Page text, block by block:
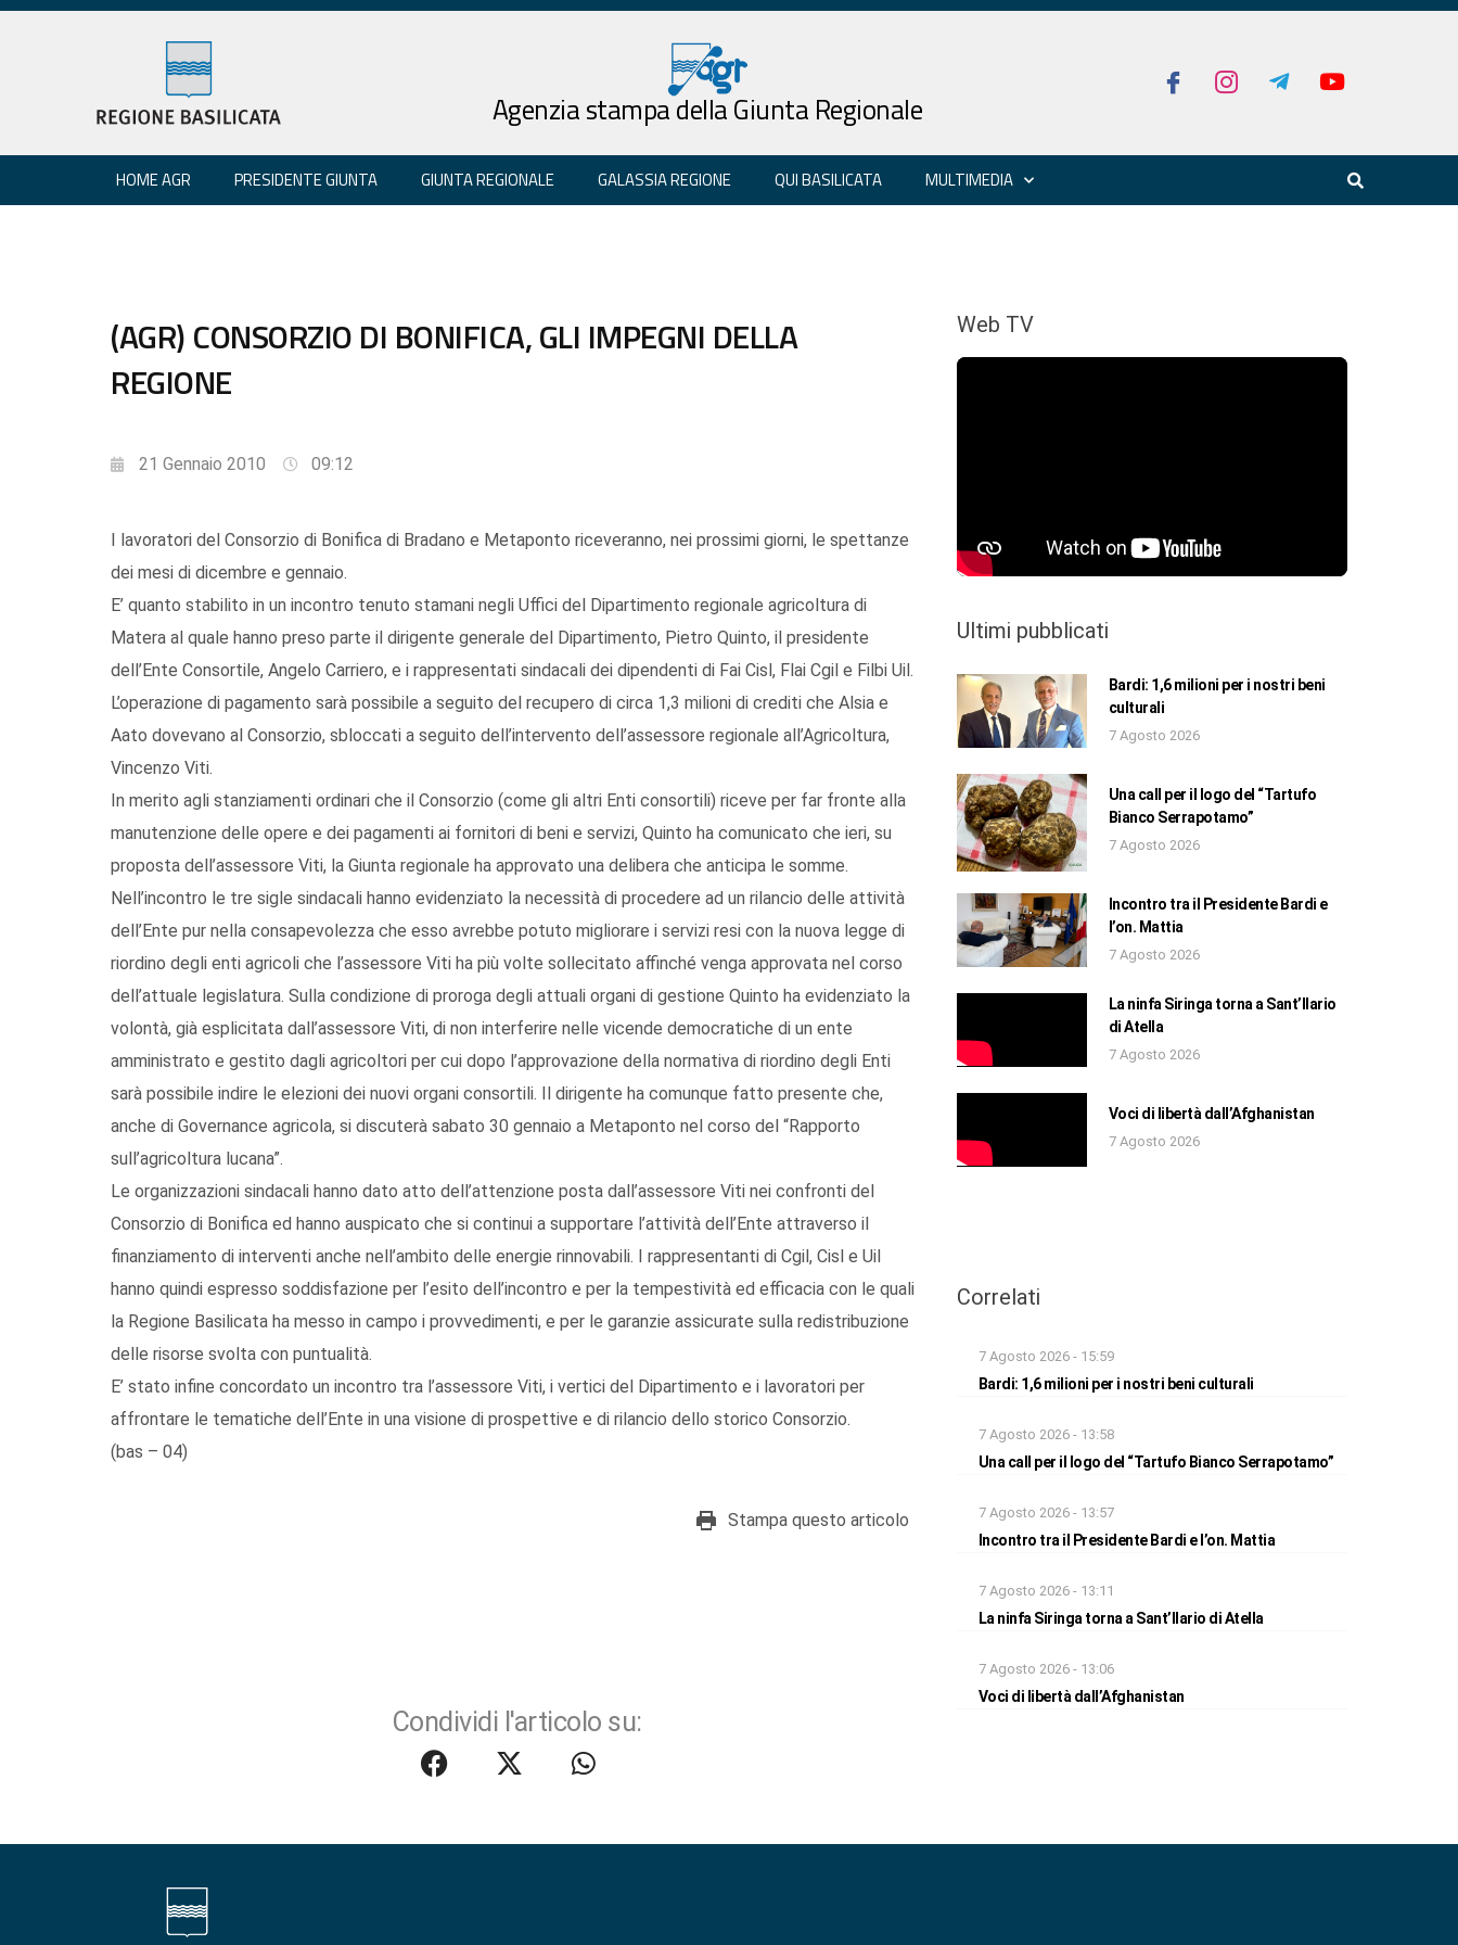
Agenzia stampa della Giunta Regionale
HOME AGR PRESIDENTE GIUNTA GIUNTA REGIONALE GALASSIA REGIONE QUI BASILICATA MULTIMEDIA
(AGR) CONSORZIO DI BONIFICA, GLI IMPEGNI DELLA
REGIONE
21 Gennaio 2010 09:12
I lavoratori del Consorzio di Bonifica di Bradano e Metaponto riceveranno, nei prossimi giorni, le spettanze
dei mesi di dicembre e gennaio.
E’ quanto stabilito in un incontro tenuto stamani negli Uffici del Dipartimento regionale agricoltura di
Matera al quale hanno preso parte il dirigente generale del Dipartimento, Pietro Quinto, il presidente
dell’Ente Consortile, Angelo Carriero, e i rappresentati sindacali dei dipendenti di Fai Cisl, Flai Cgil e Filbi Uil.
L’operazione di pagamento sarà possibile a seguito del recupero di circa 1,3 milioni di crediti che Alsia e
Aato dovevano al Consorzio, sbloccati a seguito dell’intervento dell’assessore regionale all’Agricoltura,
Vincenzo Viti.
In merito agli stanziamenti ordinari che il Consorzio (come gli altri Enti consortili) riceve per far fronte alla
manutenzione delle opere e dei pagamenti ai fornitori di beni e servizi, Quinto ha comunicato che ieri, su
proposta dell’assessore Viti, la Giunta regionale ha approvato una delibera che anticipa le somme.
Nell’incontro le tre sigle sindacali hanno evidenziato la necessità di procedere ad un rilancio delle attività
dell’Ente pur nella consapevolezza che esso avrebbe potuto migliorare i servizi resi con la nuova legge di
riordino degli enti agricoli che l’assessore Viti ha più volte sollecitato affinché venga approvata nel corso
dell’attuale legislatura. Sulla condizione di proroga degli attuali organi di gestione Quinto ha evidenziato la
volontà, già esplicitata dall’assessore Viti, di non interferire nelle vicende democratiche di un ente
amministrato e gestito dagli agricoltori per cui dopo l’approvazione della normativa di riordino degli Enti
sarà possibile indire le elezioni dei nuovi organi consortili. Il dirigente ha comunque fatto presente che,
anche di Governance agricola, si discuterà sabato 30 gennaio a Metaponto nel corso del “Rapporto
sull’agricoltura lucana”.
Le organizzazioni sindacali hanno dato atto dell’attenzione posta dall’assessore Viti nei confronti del
Consorzio di Bonifica ed hanno auspicato che si continui a supportare l’attività dell’Ente attraverso il
finanziamento di interventi anche nell’ambito delle energie rinnovabili. I rappresentanti di Cgil, Cisl e Uil
hanno quindi espresso soddisfazione per l’esito dell’incontro e per la tempestività ed efficacia con le quali
la Regione Basilicata ha messo in campo i provvedimenti, e per le garanzie assicurate sulla redistribuzione
delle risorse svolta con puntualità.
E’ stato infine concordato un incontro tra l’assessore Viti, i vertici del Dipartimento e i lavoratori per
affrontare le tematiche dell’Ente in una visione di prospettive e di rilancio dello storico Consorzio.
(bas – 04)
Stampa questo articolo
Condividi l'articolo su:
Web TV
Ultimi pubblicati
Bardi: 1,6 milioni per i nostri beni
culturali
7 Agosto 2026
Una call per il logo del “Tartufo
Bianco Serrapotamo”
7 Agosto 2026
Incontro tra il Presidente Bardi e
l’on. Mattia
7 Agosto 2026
La ninfa Siringa torna a Sant’Ilario
di Atella
7 Agosto 2026
Voci di libertà dall’Afghanistan
7 Agosto 2026
Correlati
7 Agosto 2026 - 15:59
Bardi: 1,6 milioni per i nostri beni culturali
7 Agosto 2026 - 13:58
Una call per il logo del “Tartufo Bianco Serrapotamo”
7 Agosto 2026 - 13:57
Incontro tra il Presidente Bardi e l’on. Mattia
7 Agosto 2026 - 13:11
La ninfa Siringa torna a Sant’Ilario di Atella
7 Agosto 2026 - 13:06
Voci di libertà dall’Afghanistan